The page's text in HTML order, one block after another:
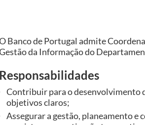
Banco de Portugal admite
da Informação do
Responsabilidades
Contribuir para o desenvolvimento
objetivos claros;
Assegurar a gestão, planeamento